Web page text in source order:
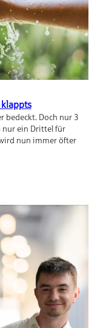
bedeckt. Doch nur 3
nur ein Drittel für
nun immer öfter